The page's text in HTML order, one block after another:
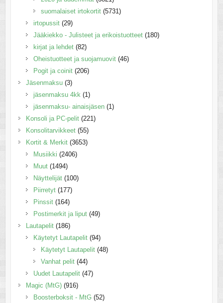
suomalaiset irtokortit (5731)
irtopussit (29)
Jääkiekko - Julisteet ja erikoistuotteet (180)
kirjat ja lehdet (82)
Oheistuotteet ja suojamuovit (46)
Pogit ja coinit (206)
Jäsenmaksu (3)
jäsenmaksu 4kk (1)
jäsenmaksu- ainaisjäsen (1)
Konsoli ja PC-pelit (221)
Konsolitarvikkeet (55)
Kortit & Merkit (3653)
Musiikki (2406)
Muut (1494)
Näyttelijät (100)
Piirretyt (177)
Pinssit (164)
Postimerkit ja liput (49)
Lautapelit (186)
Käytetyt Lautapelit (94)
Käytetyt Lautapelit (48)
Vanhat pelit (44)
Uudet Lautapelit (47)
Magic (MtG) (916)
Boosterboksit - MtG (52)